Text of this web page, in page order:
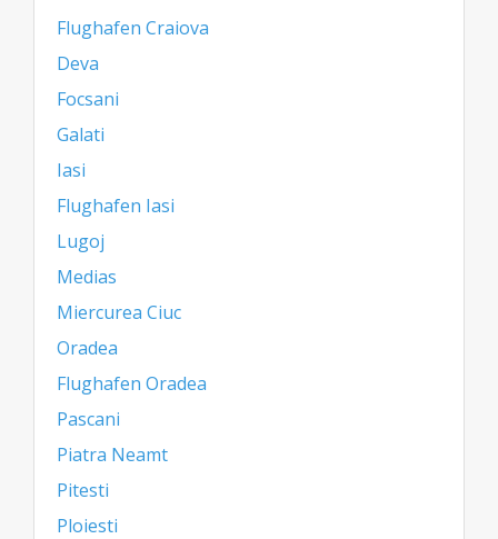
Flughafen Craiova
Deva
Focsani
Galati
Iasi
Flughafen Iasi
Lugoj
Medias
Miercurea Ciuc
Oradea
Flughafen Oradea
Pascani
Piatra Neamt
Pitesti
Ploiesti